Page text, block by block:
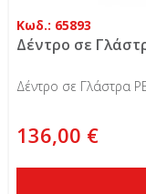
Κωδ.: 65893
Δέντρο σε
Δέντρο σε Γλάστρα
136,00 €